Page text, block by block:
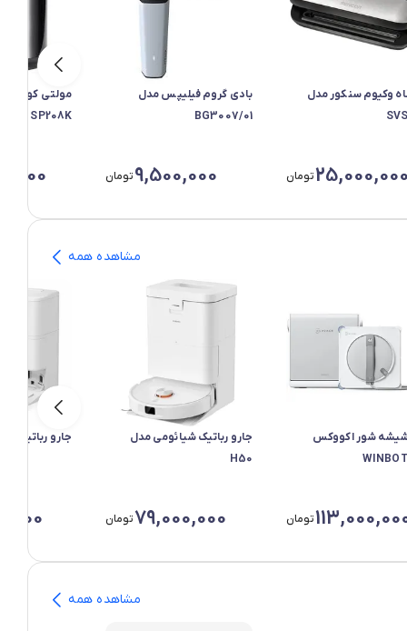
وکیوم سنکور مدل
25,000,000تومان
بادی گروم فیلیپس مدل
BG3007/01
9,500,000تومان
مولتی کوکر
SP208K
مشاهده همه
شیشه شور اکووکس
تومان
جارو رباتیک شیائومی مدل
H50
79,000,000تومان
جارو رباتیک h50pro شیائومی
مشاهده همه